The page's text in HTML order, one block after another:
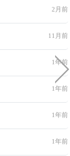
2月前
11月前
1年前
1年前
1年前
1年前